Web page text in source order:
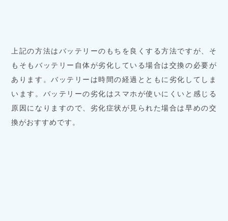
上記の方法はバッテリーのもちを良くする方法ですが、そ
もそもバッテリー自体が劣化している場合は交換の必要が
あります。バッテリーは時間の経過とともに劣化してしま
います。バッテリーの劣化はスマホが使いにくいと感じる
原因になりますので、劣化症状が見られた場合は早めの交
換がおすすめです。